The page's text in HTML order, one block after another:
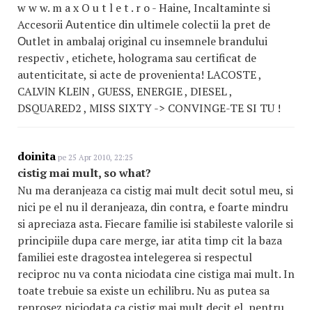
w w w. m a x O u t l e t . r o - Haine, Incaltaminte si
Accesorii Αutentiсe din ultimele colectii la pret de
Οutlet in ambalaj original cu insemnele brandului
respectiv , etiсhete, holograma sau certificat de
autenticitate, si acte de provenienta! LAСOSTE ,
СALVΙN ΚLEΙN , GUESS, ENERGIE , DІESEL ,
DSQUARED2 , MISS SIXTY -> CONVINGE-TE SI TU !
doinita pe 25 Apr 2010, 22:25
cistig mai mult, so what?
Nu ma deranjeaza ca cistig mai mult decit sotul meu, si
nici pe el nu il deranjeaza, din contra, e foarte mindru
si apreciaza asta. Fiecare familie isi stabileste valorile si
principiile dupa care merge, iar atita timp cit la baza
familiei este dragostea intelegerea si respectul
reciproc nu va conta niciodata cine cistiga mai mult. In
toate trebuie sa existe un echilibru. Nu as putea sa